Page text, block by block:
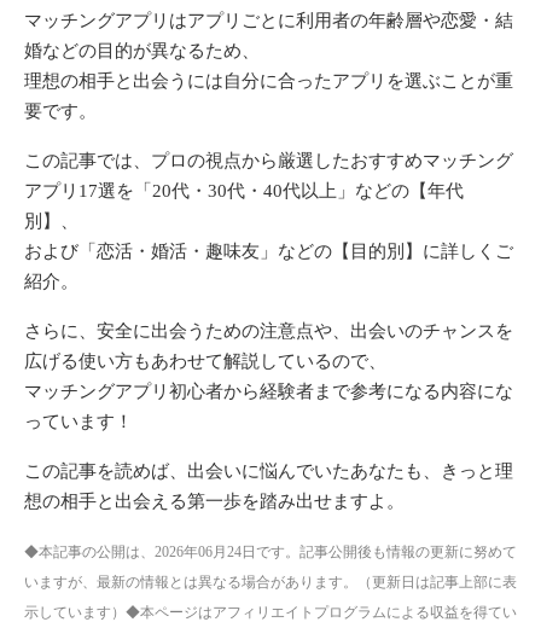
マッチングアプリはアプリごとに利用者の年齢層や恋愛・結
婚などの目的が異なるため、
理想の相手と出会うには自分に合ったアプリを選ぶことが重
要です。
この記事では、プロの視点から厳選したおすすめマッチング
アプリ17選を「20代・30代・40代以上」などの【年代
別】、
および「恋活・婚活・趣味友」などの【目的別】に詳しくご
紹介。
さらに、安全に出会うための注意点や、出会いのチャンスを
広げる使い方もあわせて解説しているので、
マッチングアプリ初心者から経験者まで参考になる内容にな
っています！
この記事を読めば、出会いに悩んでいたあなたも、きっと理
想の相手と出会える第一歩を踏み出せますよ。
◆本記事の公開は、2026年06月24日です。記事公開後も情報の更新に努めて
いますが、最新の情報とは異なる場合があります。（更新日は記事上部に表
示しています）◆本ページはアフィリエイトプログラムによる収益を得てい